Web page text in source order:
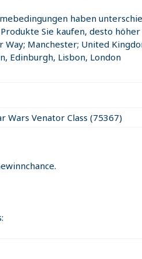
haben
Sie kaufen, desto höher
Manchester; United
Edinburgh, Lisbon, London
Wars Venator Class (75367)